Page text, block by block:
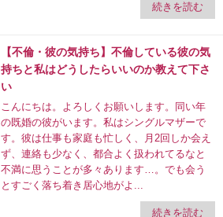
続きを読む
【不倫・彼の気持ち】不倫している彼の気
持ちと私はどうしたらいいのか教えて下さ
い
こんにちは。よろしくお願いします。同い年
の既婚の彼がいます。私はシングルマザーで
す。彼は仕事も家庭も忙しく、月2回しか会え
ず、連絡も少なく、都合よく扱われてるなと
不満に思うことが多々あります…。でも会う
とすごく落ち着き居心地がよ...
続きを読む